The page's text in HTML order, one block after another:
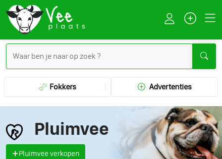
Fokkers Advertenties
Pluimvee
Pluimvee verkopen